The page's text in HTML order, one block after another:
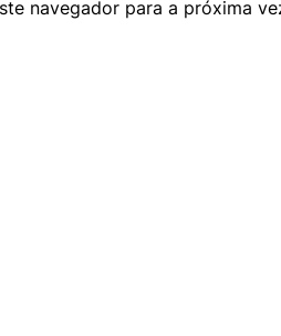
navegador para a próxima